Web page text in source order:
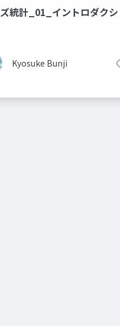
統計_01_イントロダク
Kyosuke Bunji